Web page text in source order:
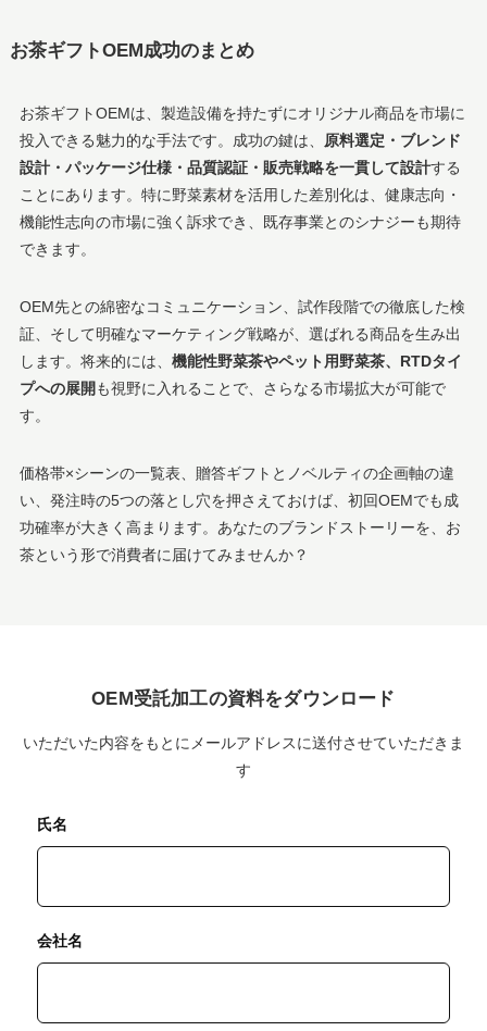
お茶ギフトOEM成功のまとめ
お茶ギフトOEMは、製造設備を持たずにオリジナル商品を市場に
投入できる魅力的な手法です。成功の鍵は、
原料選定・ブレンド
設計・パッケージ仕様・品質認証・販売戦略を一貫して設計する
ことにあります。特に野菜素材を活用した差別化は、健康志向・
機能性志向の市場に強く訴求でき、既存事業とのシナジーも期待
できます。
OEM先との綿密なコミュニケーション、試作段階での徹底した検
証、そして明確なマーケティング戦略が、選ばれる商品を生み出
します。将来的には、 機能性野菜茶やペット用野菜茶、RTDタイ
プへの展開 も視野に入れることで、さらなる市場拡大が可能で
す。
価格帯×シーンの一覧表、贈答ギフトとノベルティの企画軸の違
い、発注時の5つの落とし穴を押さえておけば、初回OEMでも成
功確率が大きく高まります。あなたのブランドストーリーを、お
茶という形で消費者に届けてみませんか？
OEM受託加工の資料をダウンロード
いただいた内容をもとにメールアドレスに送付させていただきま
す
氏名
会社名